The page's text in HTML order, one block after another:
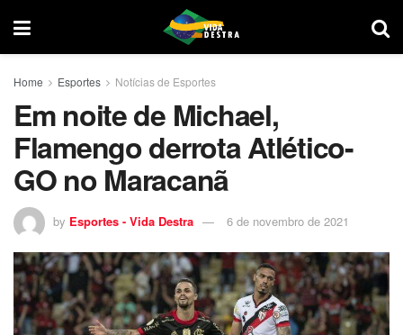
Home Esportes Notícias de Esportes
Em noite de Michael,
Flamengo derrota Atlético-
GO no Maracanã
by Esportes - Vida Destra 6 de novembro de 2021